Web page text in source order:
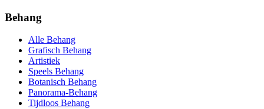
Behang
Alle Behang
Grafisch Behang
Artistiek
Speels Behang
Botanisch Behang
Panorama-Behang
Tijdloos Behang